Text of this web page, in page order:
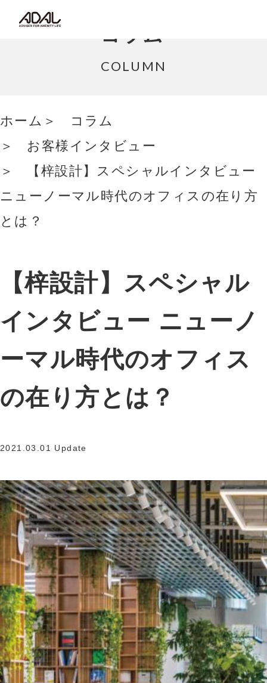
コラム
最新情報/ニュース
採用情報
Japanese
コラム
COLUMN
ホーム
コラム
お客様インタビュー
【梓設計】スペシャルインタビュー
ニューノーマル時代のオフィスの在り方
とは？
【梓設計】スペシャル
インタビュー ニューノ
ーマル時代のオフィス
の在り方とは？
2021.03.01 Update